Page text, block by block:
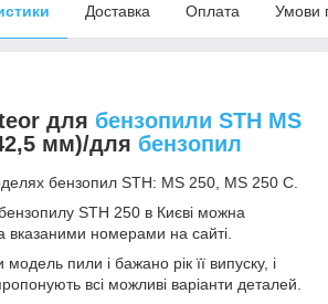
Доставка Оплата Умови
для бензопили STH MS
мм)/для бензопил
бензопил STH: MS 250, MS 250 C.
STH 250 в Києві можна
вказаними номерами на сайті.
пили і бажано рік її випуску, і
всі можливі варіанти деталей.